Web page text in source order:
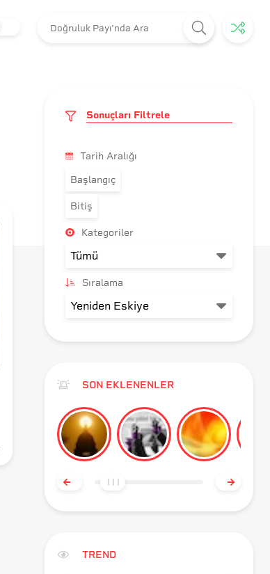
Sonuçları Filtrele
Tarih Aralığı
Başlangıç
Bitiş
Kategoriler
Sıralama
SON EKLENENLER
TREND